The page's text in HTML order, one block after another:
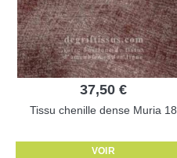
37,50 €
Tissu chenille dense Muria 18
VOIR